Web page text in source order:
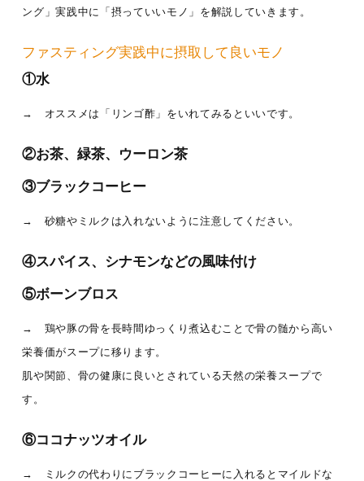
ング」実践中に「摂っていいモノ」を解説していきます。
ファスティング実践中に摂取して良いモノ
①水
→ オススメは「リンゴ酢」をいれてみるといいです。
②お茶、緑茶、ウーロン茶
③ブラックコーヒー
→ 砂糖やミルクは入れないように注意してください。
④スパイス、シナモンなどの風味付け
⑤ボーンブロス
→ 鶏や豚の骨を長時間ゆっくり煮込むことで骨の髄から高い
栄養価がスープに移ります。
肌や関節、骨の健康に良いとされている天然の栄養スープで
す。
⑥ココナッツオイル
→ ミルクの代わりにブラックコーヒーに入れるとマイルドな